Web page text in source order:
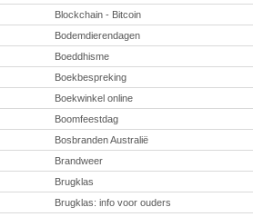
Blockchain - Bitcoin
Bodemdierendagen
Boeddhisme
Boekbespreking
Boekwinkel online
Boomfeestdag
Bosbranden Australië
Brandweer
Brugklas
Brugklas: info voor ouders